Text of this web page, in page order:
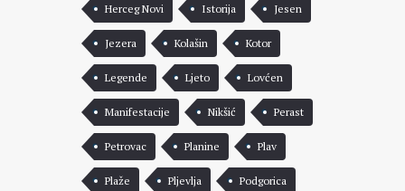
Herceg Novi Istorija Jesen
Jezera Kolašin Kotor
Legende Ljeto Lovćen
Manifestacije Nikšić Perast
Petrovac Planine Plav
Plaže Pljevlja Podgorica